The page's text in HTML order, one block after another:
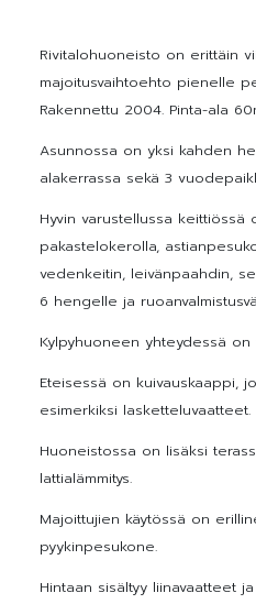
Rivitalohuoneisto on erittäin
majoitusvaihtoehto pienelle
Rakennettu 2004. Pinta-ala
Asunnossa on yksi kahden
alakerrassa sekä 3
Hyvin varustellussa keittiössä
pakastelokerolla,
vedenkeitin, leivänpaahdin,
6 hengelle ja
Kylpyhuoneen yhteydessä
Eteisessä on kuivauskaappi,
esimerkiksi lasketteluvaatteet.
Huoneistossa on lisäksi
lattialämmitys.
Majoittujien käytössä on
pyykinpesukone.
Hintaan sisältyy liinavaatteet